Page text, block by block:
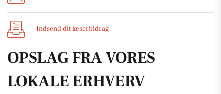
Indsend dit læserbidrag
OPSLAG FRA VORES
LOKALE ERHVERV